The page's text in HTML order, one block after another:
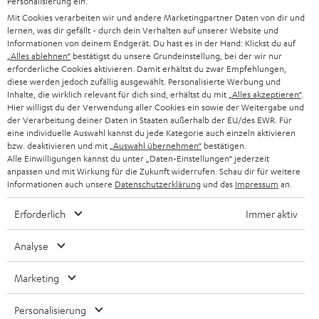
g
SMART HOME
BLUETOOTH-LAUTSPRECHER
KOPFHÖRER
BLUETOOTH-KOPFHÖRER
STEREOANLAGEN
LAUTSPRECHER
ULTIMA-SERIE
IN-EAR-KOPFHÖRER
FANSHOP
NEUHEITEN
PRESSE & MARKETING
GESCHÄFTSKUNDEN
PARTNERPROGRAMM
BLOG
NEWSLETTER
STORES
DEINE VORTEILE BEI TEUFEL
UNSER MANAGEMENT
NACHHALTIGKEIT
UNSERE WERTE
ÖSTERREICH
SCHWEIZ
NIEDERLANDE
BELGIEN
FRANKREICH
POLEN
SPANIEN
ITALIEN
Technische Änderungen, Tippfehler und Irrtum vorbehalten. Das auf unseren
Mit Cookies verarbeiten wir und andere Marketingpartner Daten von dir und
lernen, was dir gefällt - durch dein Verhalten auf unserer Website und
Informationen von deinem Endgerät. Du hast es in der Hand: Klickst du auf
„Alles ablehnen“ bestätigst du unsere Grundeinstellung, bei der wir nur
erforderliche Cookies aktivieren. Damit erhältst du zwar Empfehlungen,
diese werden jedoch zufällig ausgewählt. Personalisierte Werbung und
Inhalte, die wirklich relevant für dich sind, erhältst du mit „Alles akzeptieren“.
Hier willigst du der Verwendung aller Cookies ein sowie der Weitergabe und
der Verarbeitung deiner Daten in Staaten außerhalb der EU/des EWR. Für
eine individuelle Auswahl kannst du jede Kategorie auch einzeln aktivieren
bzw. deaktivieren und mit „Auswahl übernehmen“ bestätigen.
Alle Einwilligungen kannst du unter „Daten-Einstellungen“ jederzeit
anpassen und mit Wirkung für die Zukunft widerrufen. Schau dir für weitere
Informationen auch unsere Datenschutzerklärung und das Impressum an.
Erforderlich Immer aktiv
Analyse
Marketing
Personalisierung